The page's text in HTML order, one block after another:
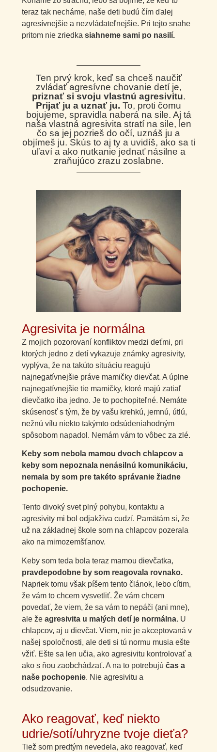
teraz tak necháme, naše deti budú čím ďalej
agresívnejšie a nezvládateľnejšie. Pri tejto snahe
pritom nie zriedka siahneme sami po nasilí.
Ten prvý krok, keď sa chceš naučiť
zvládať agresívne chovanie detí je,
priznať si svoju vlastnú agresivitu.
Prijať ju a uznať ju. To, proti čomu
bojujeme, spravidla naberá na sile. Aj tá
naša vlastná agresivita stratí na sile, len
čo sa jej pozrieš do očí, uznáš ju a
objímeš ju. Skús to aj ty a uvidíš, ako sa ti
uľaví a ako nutkanie jednať násilne a
zraňujúco zrazu zoslabne.
Agresivita je normálna
Z mojich pozorovaní konfliktov medzi deťmi, pri
ktorých jedno z detí vykazuje známky agresivity,
vyplýva, že na takúto situáciu reagujú
najnegatívnejšie práve mamičky dievčat. A úplne
najnegatívnejšie tie mamičky, ktoré majú zatiaľ
dievčatko iba jedno. Je to pochopiteľné. Nemáte
skúsenosť s tým, že by vašu krehkú, jemnú, útlú,
nežnú vílu niekto takýmto odsúdeniahodným
spôsobom napadol. Nemám vám to vôbec za zlé.
Keby som nebola mamou dvoch chlapcov a
keby som nepoznala nenásilnú komunikáciu,
nemala by som pre takéto správanie žiadne
pochopenie.
Tento divoký svet plný pohybu, kontaktu a
agresivity mi bol odjakživa cudzí. Pamätám si, že
už na základnej škole som na chlapcov pozerala
ako na mimozemšťanov.
Keby som teda bola teraz mamou dievčatka,
pravdepodobne by som reagovala rovnako.
Napriek tomu však píšem tento článok, lebo cítim,
že vám to chcem vysvetliť. Že vám chcem
povedať, že viem, že sa vám to nepáči (ani mne),
ale že agresivita u malých detí je normálna. U
chlapcov, aj u dievčat. Viem, nie je akceptovaná v
našej spoločnosti, ale deti si tú normu musia ešte
vžiť. Ešte sa len učia, ako agresivitu kontrolovať a
ako s ňou zaobchádzať. A na to potrebujú čas a
naše pochopenie. Nie agresivitu a
odsudzovanie.
Ako reagovať, keď niekto
udrie/sotí/uhryzne tvoje dieťa?
Tiež som predtým nevedela, ako reagovať, keď